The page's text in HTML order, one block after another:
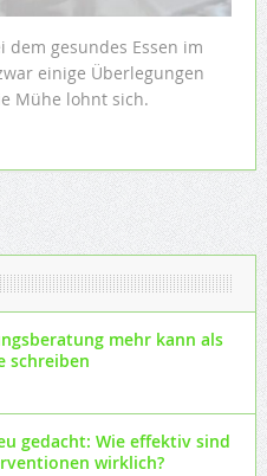
dem gesundes Essen im
einige Überlegungen
Mühe lohnt sich.
mehr kann als
schreiben
gedacht: Wie effektiv sind
wirklich?